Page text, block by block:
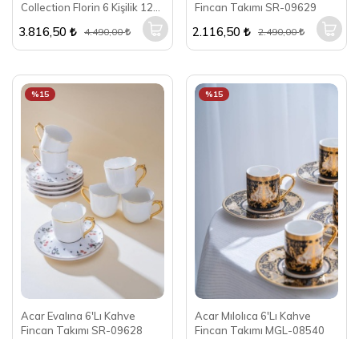
Collection Florin 6 Kişilik 12
Parça Kahve Fincan Takımı
PA2130
3.816,50 4.490,00
Fincan Takımı SR-09629
2.116,50 2.490,00
Acar Evalına 6'Lı Kahve
Fincan Takımı SR-09628
%15
Acar Mılolıca 6'Lı Kahve
Fincan Takımı MGL-08540
%15